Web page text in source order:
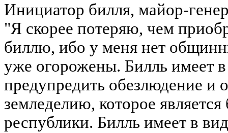
Инициатор билля, майор-
"Я скорее потеряю, чем
биллю, ибо у меня нет
уже огорожены. Билль имеет
предупредить обезлюдение и
земледелию, которое
республики. Билль имеет в